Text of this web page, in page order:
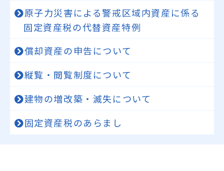
原子力災害による警戒区域内資産に係る
固定資産税の代替資産特例
償却資産の申告について
縦覧・閲覧制度について
建物の増改築・滅失について
固定資産税のあらまし